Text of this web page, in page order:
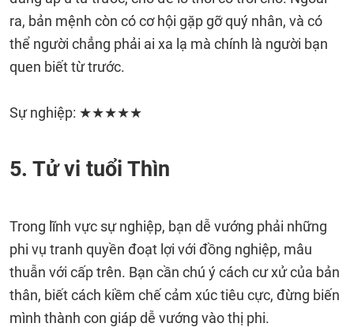
ra, bản mệnh còn có cơ hội gặp gỡ quý nhân, và có
thể người chẳng phải ai xa lạ mà chính là người bạn
quen biết từ trước.
Sự nghiệp: ★★★★★
5. Tử vi tuổi Thìn
Trong lĩnh vực sự nghiệp, bạn dễ vướng phải những
phi vụ tranh quyền đoạt lợi với đồng nghiệp, mâu
thuẫn với cấp trên. Bạn cần chú ý cách cư xử của bản
thân, biết cách kiềm chế cảm xúc tiêu cực, đừng biến
mình thành con giáp dễ vướng vào thị phi.